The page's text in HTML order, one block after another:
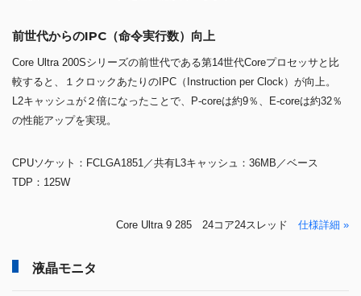
前世代からのIPC（命令実行数）向上
Core Ultra 200Sシリーズの前世代である第14世代Coreプロセッサと比
較すると、１クロックあたりのIPC（Instruction per Clock）が向上。
L2キャッシュが２倍になったことで、P-coreは約9％、E-coreは約32％
の性能アップを実現。
CPUソケット：FCLGA1851／共有L3キャッシュ：36MB／ベース
TDP：125W
Core Ultra 9 285 24コア24スレッド 仕様詳細 »
液晶モニタ